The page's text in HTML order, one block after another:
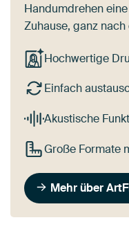
Handumdrehen
Zuhause, ganz
Hochwertige
Einfach
Akustische
Große Formate
Mehr über